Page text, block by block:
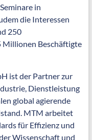
in
die Interessen
250
Millionen Beschäftigte
ist der Partner zur
Dienstleistung
global agierende
MTM arbeitet
für Effizienz und
Wissenschaft und